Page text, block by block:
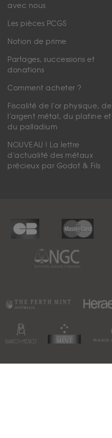
avec nous
Les pièces PCGS
Notion de prime
Partages, successions et
donations
Comment acheter ?
Fiscalité de l'or physique, de
l'argent métal, du platine et
du palladium
NOUVEAU ! La lettre
d'actualité des métaux
précieux par Godot & Fils